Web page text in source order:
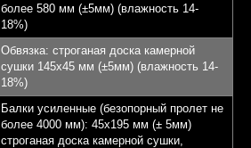
более 580 мм (±5мм) (влажность 14-
18%)
Обвязка: строганая доска камерной
сушки 145х45 мм (±5мм) (влажность 14-
18%)
Балки усиленные (безопорный пролет не
более 4000 мм): 45х195 мм (± 5мм)
строганая доска камерной сушки,